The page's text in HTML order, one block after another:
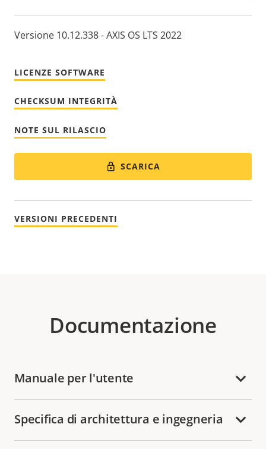
Versione 10.12.338 - AXIS OS LTS 2022
LICENZE SOFTWARE
CHECKSUM INTEGRITÀ
NOTE SUL RILASCIO
SCARICA
VERSIONI PRECEDENTI
Documentazione
Manuale per l'utente
Specifica di architettura e ingegneria